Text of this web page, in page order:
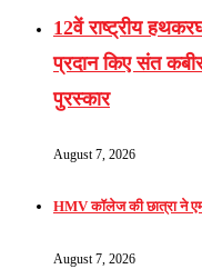
12वें राष्ट्रीय
प्रदान किए संत
पुरस्कार
August 7, 2026
HMV कॉलेज की छात्रा ने
August 7, 2026